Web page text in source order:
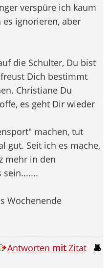
verspüre ich kaum
ignorieren, aber
die Schulter, Du bist
Dich bestimmt
Christiane Du
es geht Dir wieder
machen, tut
gut. Seit ich es mache,
mehr in den
sein.......
Wochenende
Antworten mitZitat